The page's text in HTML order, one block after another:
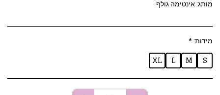
מותג:אינטימה גולף
מידות:*
S
M
L
XL